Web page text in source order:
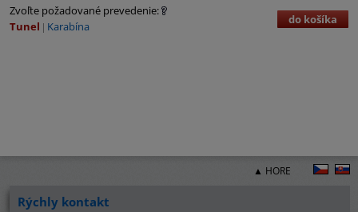
Zvoľte požadované prevedenie:
Tunel
Karabína do košíka
▲ HORE
Rýchly kontakt